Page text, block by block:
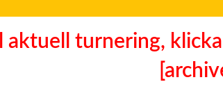
aktuell turnering,